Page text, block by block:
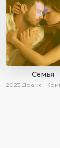
Семья
2023 Драма | Криминал | SesDizi | Ирина Котова |